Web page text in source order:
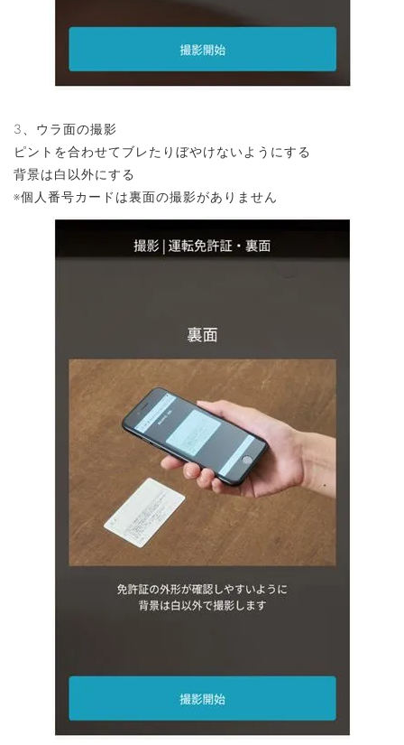
3、ウラ面の撮影
ピントを合わせてブレたりぼやけないようにする
背景は白以外にする
※個人番号カードは裏面の撮影がありません